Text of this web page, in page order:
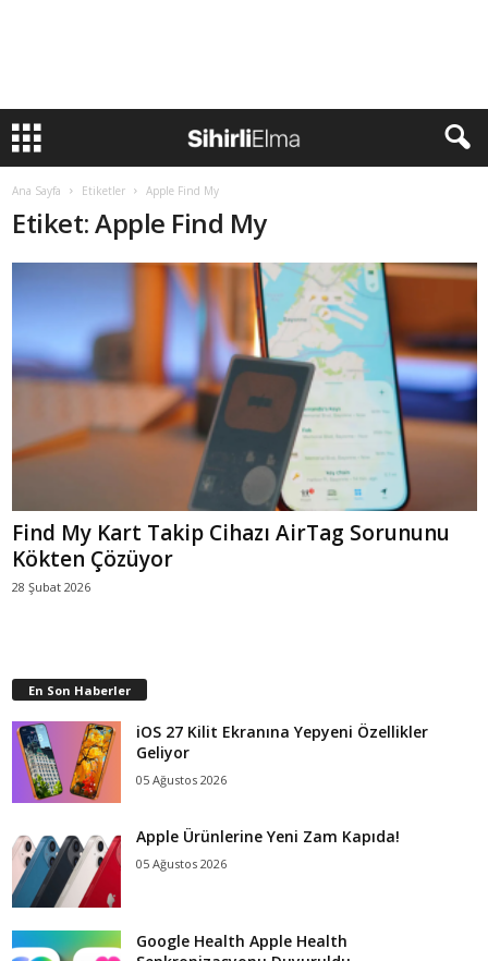
Ana Sayfa Etiketler Apple Find My
Etiket: Apple Find My
Find My Kart Takip Cihazı AirTag Sorununu
Kökten Çözüyor
28 Şubat 2026
En Son Haberler
iOS 27 Kilit Ekranına Yepyeni Özellikler
Geliyor
05 Ağustos 2026
Apple Ürünlerine Yeni Zam Kapıda!
05 Ağustos 2026
Google Health Apple Health